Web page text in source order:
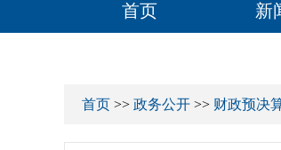
首页 新
首页 >> 政务公开 >> 财政预决